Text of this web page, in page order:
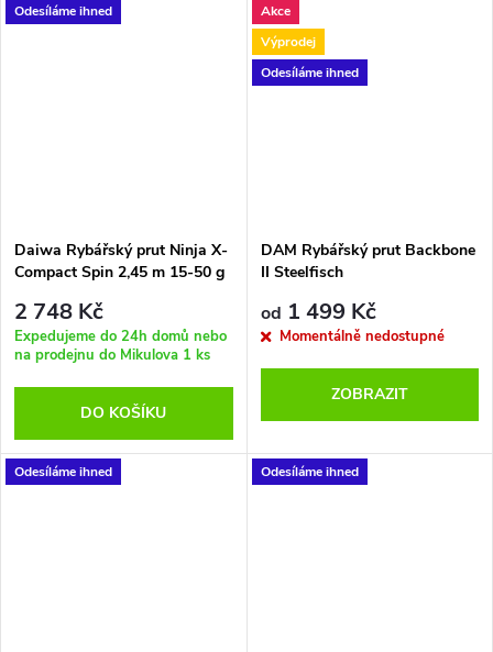
Odesíláme ihned
Daiwa Rybářský prut Ninja X-
Compact Spin 2,45 m 15-50 g
2 748 Kč
Expedujeme do 24h domů nebo
na prodejnu do Mikulova 1 ks
DO KOŠÍKU
Akce
Výprodej
Odesíláme ihned
DAM Rybářský prut Backbone
II Steelfisch
od 1 499 Kč
Momentálně nedostupné
ZOBRAZIT
Odesíláme ihned Odesíláme ihned